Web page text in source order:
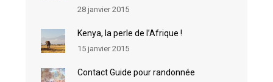
28 janvier 2015
Kenya, la perle de l’Afrique !
15 janvier 2015
Contact Guide pour randonnée